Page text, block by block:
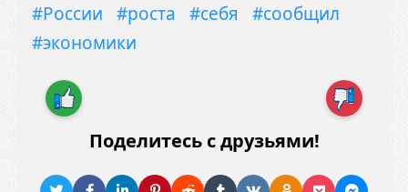
#России
#роста #себя
#сообщил
#экономики
Поделитесь с друзьями!